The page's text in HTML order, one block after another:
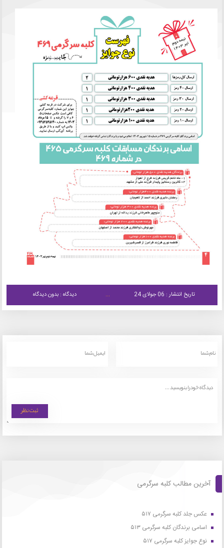
تاریخ انتشار : 06 جولای 24 دیدگاه : بدون دیدگاه
آخرین مطالب کلبه سرگرمی
عکس جلد کلبه سرگرمی ۵۱۷
اسامی برندگان کلبه سرگرمی ۵۱۳
نوع جوایز کلبه سرگرمی ۵۱۷